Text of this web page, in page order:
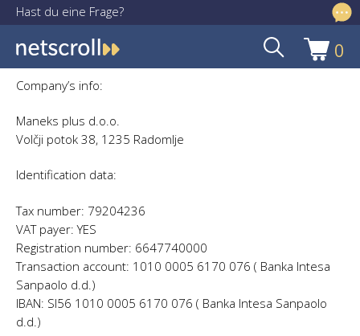
Hast du eine Frage?
info@netscroll.de
Zur
Navigation
springen
Zum
Inhalt
springen
0
Company’s info:
Maneks plus d.o.o.
Volčji potok 38, 1235 Radomlje
Identification data:
Tax number: 79204236
VAT payer: YES
Registration number: 6647740000
Transaction account: 1010 0005 6170 076 ( Banka Intesa
Sanpaolo d.d.)
IBAN: SI56 1010 0005 6170 076 ( Banka Intesa Sanpaolo
d.d.)